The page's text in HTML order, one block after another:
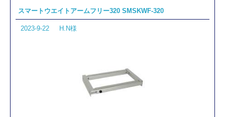
スマートウエイトアームフリー320 SMSKWF-320
2023-9-22 H.N様